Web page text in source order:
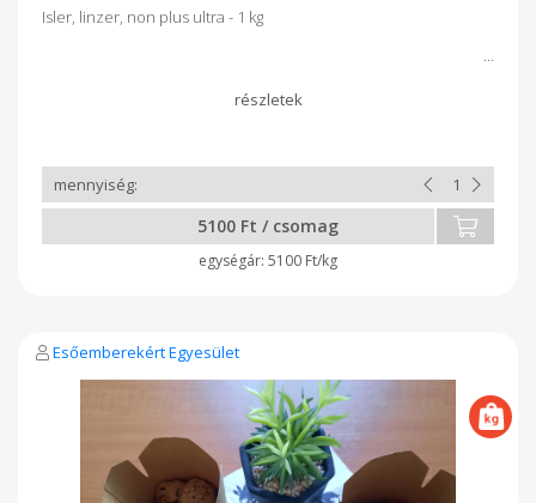
Isler, linzer, non plus ultra - 1 kg
5100 Ft / csomag
5100 Ft/kg
Esőemberekért Egyesület